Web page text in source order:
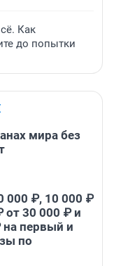
Как
до попытки
мира без
000 ₽, 10 000 ₽
от 30 000 ₽ и
на первый и
по